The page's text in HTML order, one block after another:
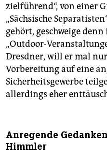
zielführend“, von einer
„Sächsische
gehört, geschweige
„Outdoor-
Dresdner, will er mal
Vorbereitung auf eine
Sicherheitsgewerbe
allerdings eher
Anregende
Himmler